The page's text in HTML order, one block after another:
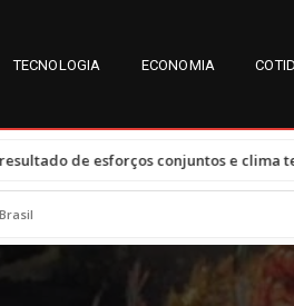
TECNOLOGIA ECONOMIA
e clima tenso•Tarifas dos
Brasil